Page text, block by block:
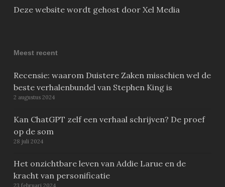
Deze website wordt gehost door Xel Media
Meest recent
Recensie: waarom Duistere Zaken misschien wel de
beste verhalenbundel van Stephen King is
2 augustus 2024
Kan ChatGPT zelf een verhaal schrijven? De proef
op de som
28 juli 2024
Het onzichtbare leven van Addie Larue en de
kracht van personificatie
23 februari 2024